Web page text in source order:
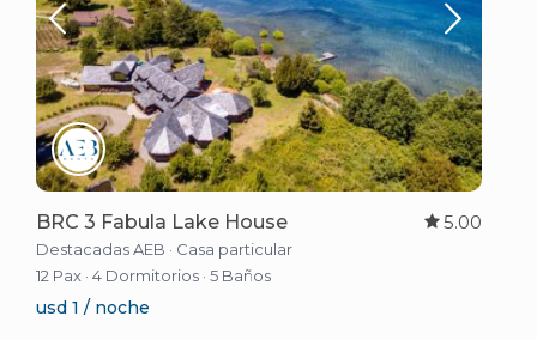
BRC 3 Fabula Lake House 5.00
Destacadas AEB · Casa particular
12 Pax · 4 Dormitorios · 5 Baños
usd 1 / noche